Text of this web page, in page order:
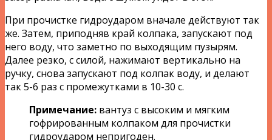
При прочистке гидроударом вначале действуют так
же. Затем, приподняв край колпака, запускают под
него воду, что заметно по выходящим пузырям.
Далее резко, с силой, нажимают вертикально на
ручку, снова запускают под колпак воду, и делают
так 5-6 раз с промежутками в 10-30 с.
Примечание: вантуз с высоким и мягким
гофрированным колпаком для прочистки
гидроударом непригоден.